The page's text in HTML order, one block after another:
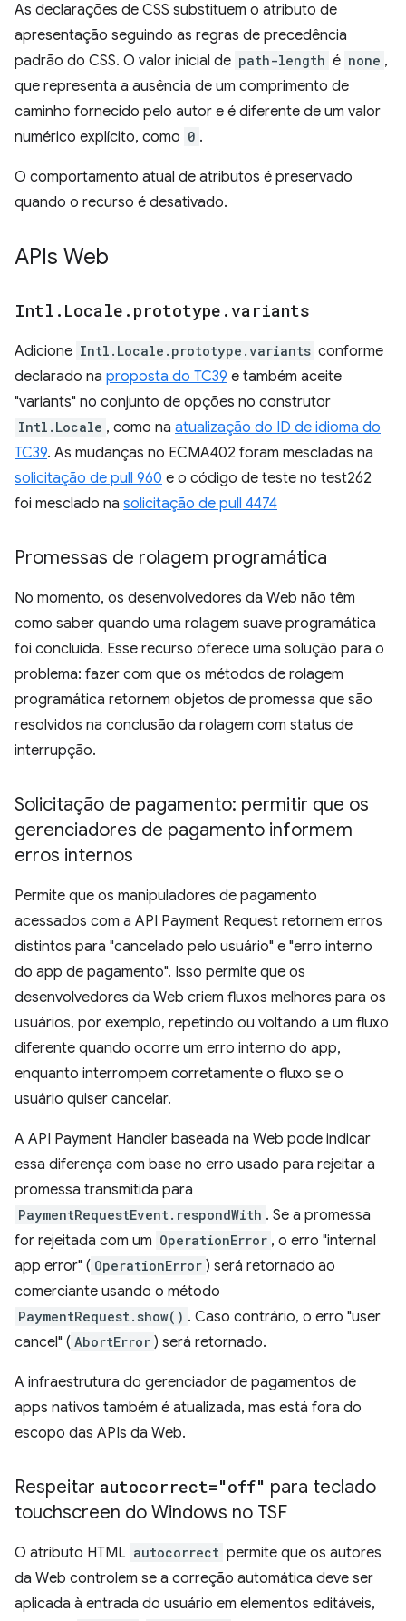
As declarações de CSS substituem o atributo de
apresentação seguindo as regras de precedência
padrão do CSS. O valor inicial de path-length é none ,
que representa a ausência de um comprimento de
caminho fornecido pelo autor e é diferente de um valor
numérico explícito, como 0 .
O comportamento atual de atributos é preservado
quando o recurso é desativado.
APIs Web
Intl . Locale . prototype . variants
Adicione Intl.Locale.prototype.variants conforme
declarado na proposta do TC39 e também aceite
"variants" no conjunto de opções no construtor
Intl.Locale , como na atualização do ID de idioma do
TC39. As mudanças no ECMA402 foram mescladas na
solicitação de pull 960 e o código de teste no test262
foi mesclado na solicitação de pull 4474
Promessas de rolagem programática
No momento, os desenvolvedores da Web não têm
como saber quando uma rolagem suave programática
foi concluída. Esse recurso oferece uma solução para o
problema: fazer com que os métodos de rolagem
programática retornem objetos de promessa que são
resolvidos na conclusão da rolagem com status de
interrupção.
Solicitação de pagamento: permitir que os
gerenciadores de pagamento informem
erros internos
Permite que os manipuladores de pagamento
acessados com a API Payment Request retornem erros
distintos para "cancelado pelo usuário" e "erro interno
do app de pagamento". Isso permite que os
desenvolvedores da Web criem fluxos melhores para os
usuários, por exemplo, repetindo ou voltando a um fluxo
diferente quando ocorre um erro interno do app,
enquanto interrompem corretamente o fluxo se o
usuário quiser cancelar.
A API Payment Handler baseada na Web pode indicar
essa diferença com base no erro usado para rejeitar a
promessa transmitida para
PaymentRequestEvent.respondWith . Se a promessa
for rejeitada com um OperationError , o erro "internal
app error" ( OperationError ) será retornado ao
comerciante usando o método
PaymentRequest.show() . Caso contrário, o erro "user
cancel" ( AbortError ) será retornado.
A infraestrutura do gerenciador de pagamentos de
apps nativos também é atualizada, mas está fora do
escopo das APIs da Web.
Respeitar autocorrect="off" para teclado
touchscreen do Windows no TSF
O atributo HTML autocorrect permite que os autores
da Web controlem se a correção automática deve ser
aplicada à entrada do usuário em elementos editáveis,